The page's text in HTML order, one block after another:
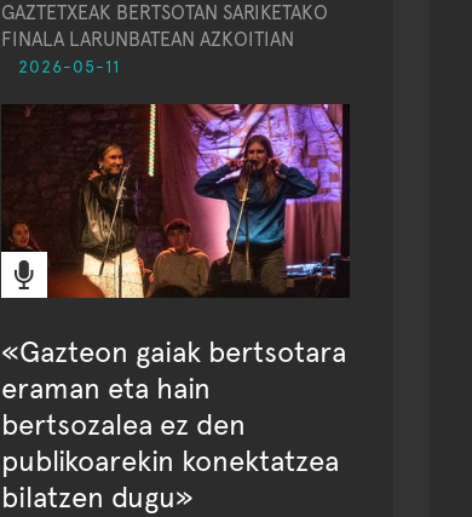
GAZTETXEAK BERTSOTAN SARIKETAKO
FINALA LARUNBATEAN AZKOITIAN
2026-05-11
«Gazteon gaiak bertsotara
eraman eta hain
bertsozalea ez den
publikoarekin konektatzea
bilatzen dugu»